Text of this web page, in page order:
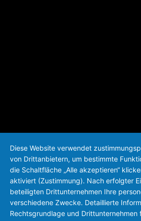
Diese Website verwendet
von Drittanbietern, um bestimmte
die Schaltfläche „Alle akzeptieren“
aktiviert (Zustimmung). Nach erfolgter
beteiligten Drittunternehmen Ihre
verschiedene Zwecke. Detaillierte
Rechtsgrundlage und Drittunternehmen